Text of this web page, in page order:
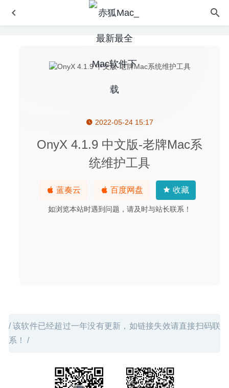
2022-05-24 15:17
OnyX 4.1.9 中文版-老牌Mac系
统维护工具
蓝奏云 百度网盘 收藏
如浏览本站时遇到问题，请及时与站长联系！
/ 该软件已经超过一年没有更新，如链接失效请直接扫码联
系！ /
Capture One 20 Pro 13.1.0.164 Beta 4 中文版-专业级raw
Grids 6.0.5 中文版-Instagram可发布故事的桌面客户端
Image Enhance Pro 4.0 中文版-RAW转HDR照片工具
2020-04-08
Electerm 1.3.49 中文版-终端模拟器/ssh/sftp客户端